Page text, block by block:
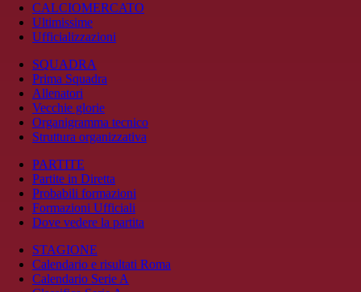
CALCIOMERCATO
Ultimissime
Ufficializzazioni
SQUADRA
Prima Squadra
Allenatori
Vecchie glorie
Organigramma tecnico
Struttura organizzativa
PARTITE
Partite in Diretta
Probabili formazioni
Formazioni Ufficiali
Dove vedere la partita
STAGIONE
Calendario e risultati Roma
Calendario Serie A